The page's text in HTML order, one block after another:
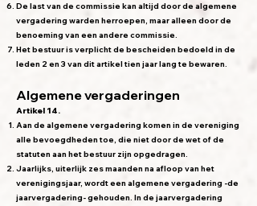
De last van de commissie kan altijd door de algemene
vergadering warden herroepen, maar alleen door de
benoeming van een andere commissie.
Het bestuur is verplicht de bescheiden bedoeld in de
leden 2 en 3 van dit artikel tien jaar lang te bewaren.
Algemene vergaderingen
Artikel 14.
Aan de algemene vergadering komen in de vereniging
alle bevoegdheden toe, die niet door de wet of de
statuten aan het bestuur zijn opgedragen.
Jaarlijks, uiterlijk zes maanden na afloop van het
verenigingsjaar, wordt een algemene vergadering -de
jaarvergadering- gehouden. In de jaarvergadering